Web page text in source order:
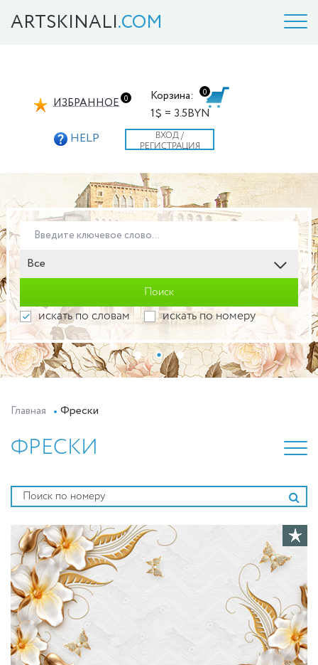
ARTSKINALI.COM
ИЗБРАННОЕ 0 Корзина: 0
1$ = 3.5BYN
HELP
ВХОД /
РЕГИСТРАЦИЯ
Все
Поиск
искать по словам искать по номеру
Главная Фрески
ФРЕСКИ